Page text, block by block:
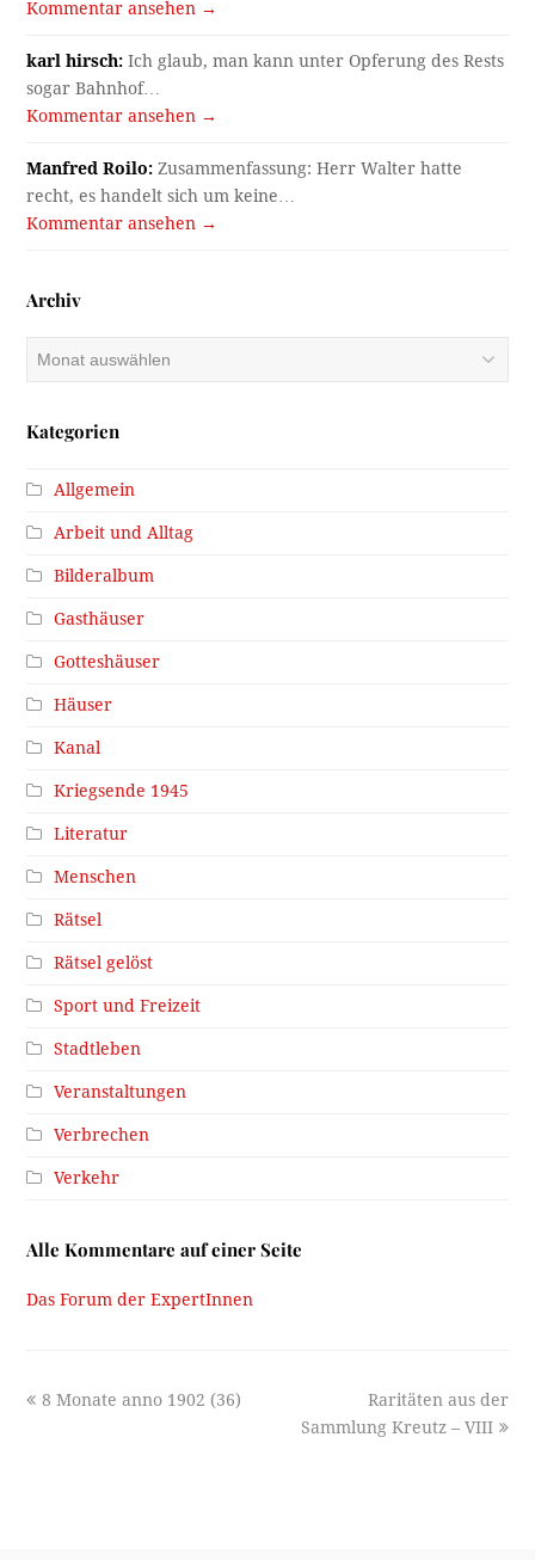
Kommentar ansehen →
karl hirsch: Ich glaub, man kann unter Opferung des Rests
sogar Bahnhof…
Kommentar ansehen →
Manfred Roilo: Zusammenfassung: Herr Walter hatte
recht, es handelt sich um keine…
Kommentar ansehen →
Archiv
Kategorien
Allgemein
Arbeit und Alltag
Bilderalbum
Gasthäuser
Gotteshäuser
Häuser
Kanal
Kriegsende 1945
Literatur
Menschen
Rätsel
Rätsel gelöst
Sport und Freizeit
Stadtleben
Veranstaltungen
Verbrechen
Verkehr
Alle Kommentare auf einer Seite
Das Forum der ExpertInnen
previous
8 Monate anno 1902 (36)
next
post:
Raritäten aus der
Sammlung Kreutz – VIII